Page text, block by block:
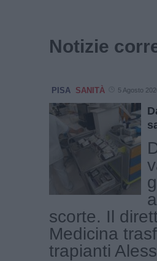
Notizie
PISA SANITÀ 5 Agosto
scorte. Il
Medicina
trapianti